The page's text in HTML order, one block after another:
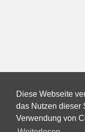
Diese Webseite
das Nutzen dieser
Verwendung von